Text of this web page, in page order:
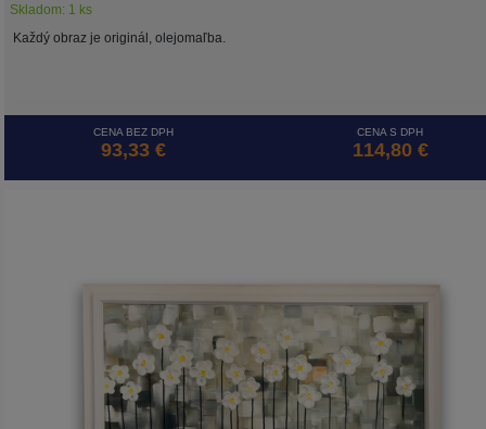
Skladom: 1 ks
Každý obraz je originál, olejomaľba.
CENA BEZ DPH
93,33 €
CENA S DPH
114,80 €